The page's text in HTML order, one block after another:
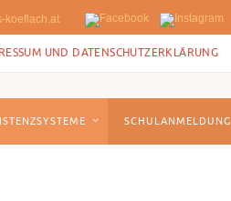
koeflach.at
UND DATENSCHUTZERKLÄRUNG
SCHULANMELDUNG